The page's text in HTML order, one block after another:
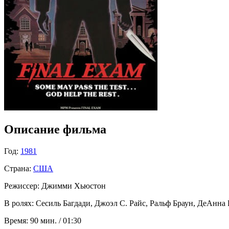
Описание фильма
Год: 1981
Страна: США
Режиссер: Джимми Хьюстон
В ролях: Сесиль Багдади, Джоэл С. Райс, Ральф Браун, ДеАнна
Время: 90 мин. / 01:30